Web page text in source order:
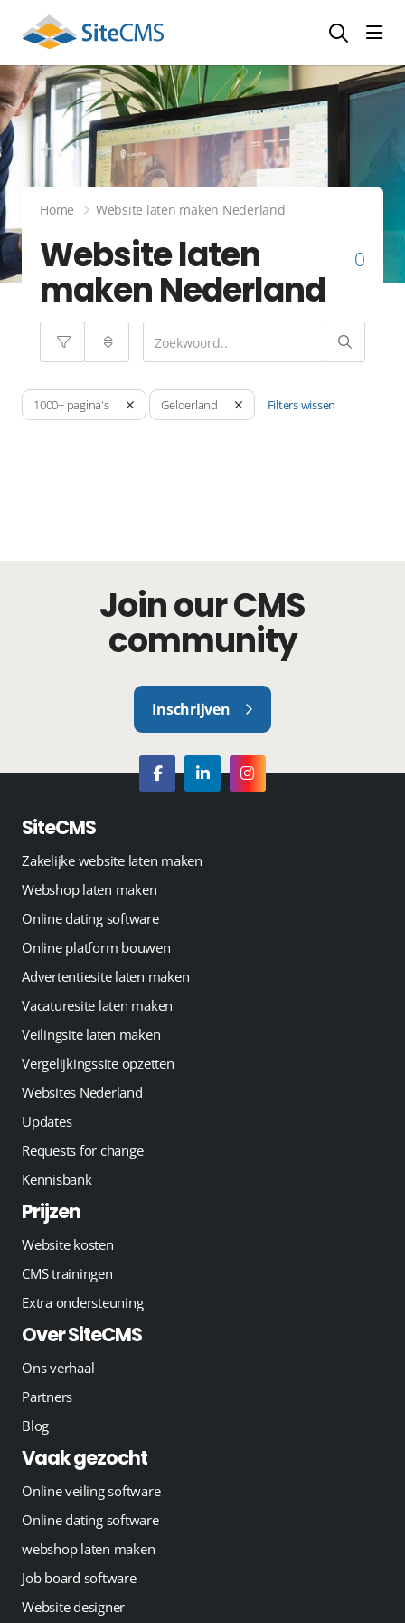
Home Website laten maken Nederland
Website laten
maken Nederland
0
1000+ pagina's Gelderland Filters wissen
Join our CMS
community
Inschrijven
SiteCMS
Zakelijke website laten maken
Webshop laten maken
Online dating software
Online platform bouwen
Advertentiesite laten maken
Vacaturesite laten maken
Veilingsite laten maken
Vergelijkingssite opzetten
Websites Nederland
Updates
Requests for change
Kennisbank
Prijzen
Website kosten
CMS trainingen
Extra ondersteuning
Over SiteCMS
Ons verhaal
Partners
Blog
Vaak gezocht
Online veiling software
Online dating software
webshop laten maken
Job board software
Website designer